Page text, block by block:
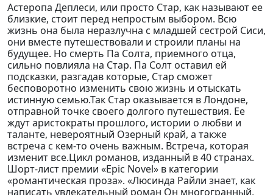
Астеропа Деплеси, или просто Стар, как называют ее
близкие, стоит перед непростым выбором. Всю
жизнь она была неразлучна с младшей сестрой Сиси,
они вместе путешествовали и строили планы на
будущее. Но смерть Па Солта, приемного отца,
сильно повлияла на Стар. Па Солт оставил ей
подсказки, разгадав которые, Стар сможет
бесповоротно изменить свою жизнь и отыскать
истинную семью.Так Стар оказывается в Лондоне,
отправной точке своего долгого путешествия. Ее
ждут аристократы прошлого, истории о любви и
таланте, невероятный Озерный край, а также
встреча с кем-то очень важным. Встреча, которая
изменит все.Цикл романов, изданный в 40 странах.
Шорт-лист премии «Epic Novel» в категории
«романтическая проза». «Люсинда Райли знает, как
написать увлекательный роман Он многогранный,